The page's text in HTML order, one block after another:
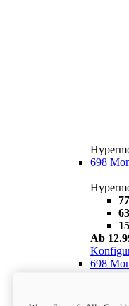
698
Ab
698